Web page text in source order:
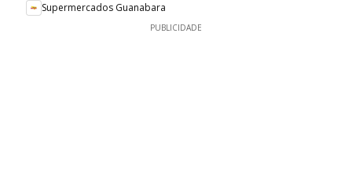
Supermercados Guanabara
PUBLICIDADE